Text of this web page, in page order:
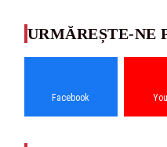
URMĂREȘTE-NE
Facebook